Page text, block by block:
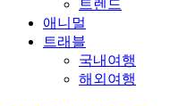
트렌드
애니멀
트래블
국내여행
해외여행